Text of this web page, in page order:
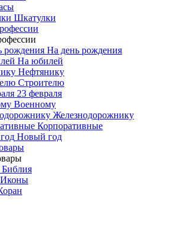
Шкатулки
На день рождения
На юбилей
Нефтянику
Строителю
23 февраля
Военному
Железнодорожнику
Корпоративные
Новый год
Библия
Иконы